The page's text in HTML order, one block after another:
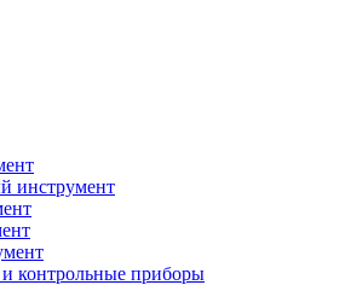
инструмент
контрольные приборы